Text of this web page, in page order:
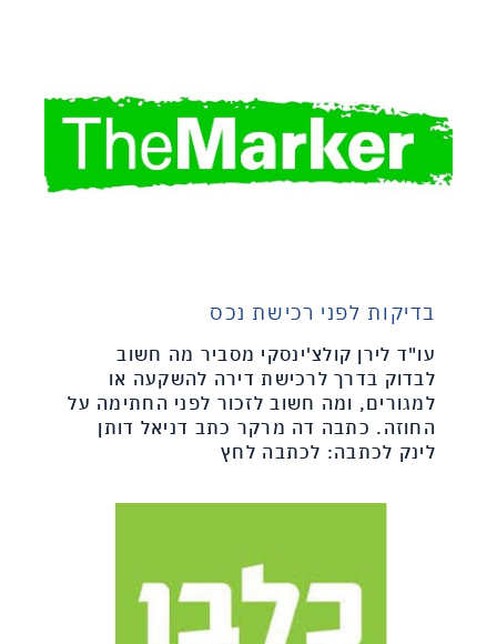
בדיקות לפני רכישת נכס
עו"ד לירן קולצ'ינסקי מסביר מה חשוב
לבדוק בדרך לרכישת דירה להשקעה או
למגורים, ומה חשוב לזכור לפני החתימה על
החוזה. כתבה דה מרקר כתב דניאל דותן
לינק לכתבה: לכתבה לחץ